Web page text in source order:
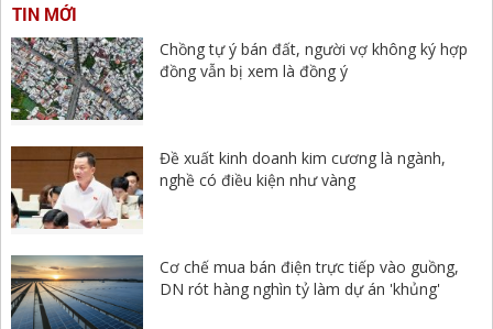
TIN MỚI
Chồng tự ý bán đất, người vợ không ký hợp
đồng vẫn bị xem là đồng ý
Đề xuất kinh doanh kim cương là ngành,
nghề có điều kiện như vàng
Cơ chế mua bán điện trực tiếp vào guồng,
DN rót hàng nghìn tỷ làm dự án 'khủng'